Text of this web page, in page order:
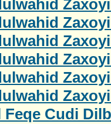
Feqe Cudi